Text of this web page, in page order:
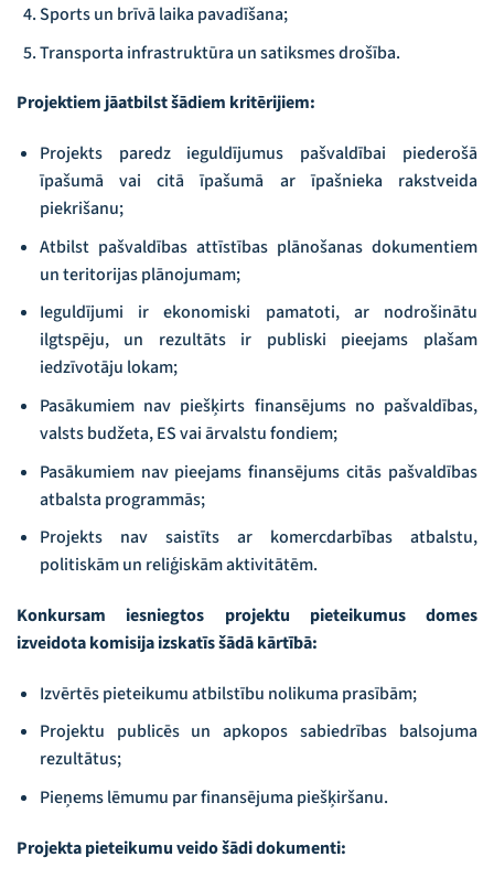
Sports un brīvā laika pavadīšana;
Transporta infrastruktūra un satiksmes drošība.
Projektiem jāatbilst šādiem kritērijiem:
Projekts paredz ieguldījumus pašvaldībai piederošā
īpašumā vai citā īpašumā ar īpašnieka rakstveida
piekrišanu;
Atbilst pašvaldības attīstības plānošanas dokumentiem
un teritorijas plānojumam;
Ieguldījumi ir ekonomiski pamatoti, ar nodrošinātu
ilgtspēju, un rezultāts ir publiski pieejams plašam
iedzīvotāju lokam;
Pasākumiem nav piešķirts finansējums no pašvaldības,
valsts budžeta, ES vai ārvalstu fondiem;
Pasākumiem nav pieejams finansējums citās pašvaldības
atbalsta programmās;
Projekts nav saistīts ar komercdarbības atbalstu,
politiskām un reliģiskām aktivitātēm.
Konkursam iesniegtos projektu pieteikumus domes
izveidota komisija izskatīs šādā kārtībā:
Izvērtēs pieteikumu atbilstību nolikuma prasībām;
Projektu publicēs un apkopos sabiedrības balsojuma
rezultātus;
Pieņems lēmumu par finansējuma piešķiršanu.
Projekta pieteikumu veido šādi dokumenti: